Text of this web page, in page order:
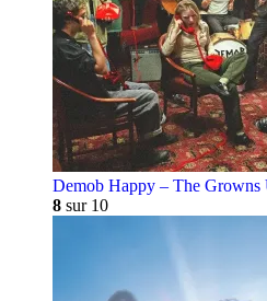
Demob Happy – The Growns
8 sur 10